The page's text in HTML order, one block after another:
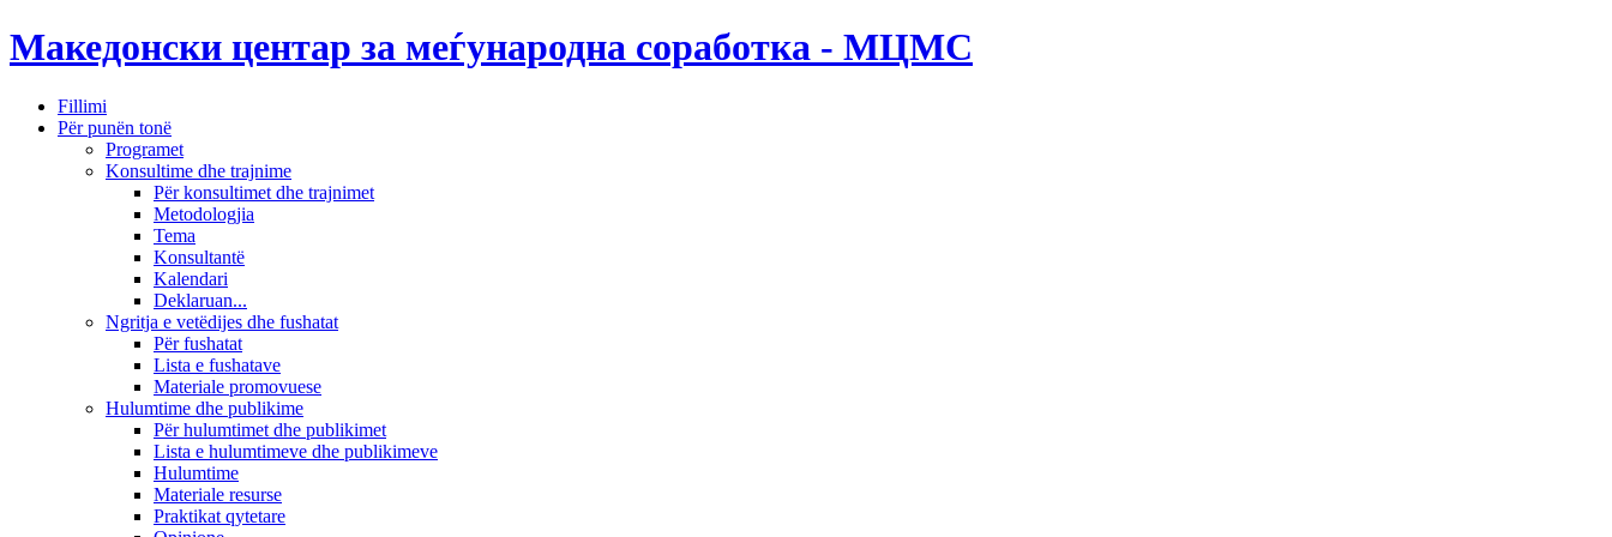
Македонски центар за меѓународна соработка - МЦМС
Fillimi
Për punën tonë
Programet
Konsultime dhe trajnime
Për konsultimet dhe trajnimet
Metodologjia
Tema
Konsultantë
Kalendari
Deklaruan...
Ngritja e vetëdijes dhe fushatat
Për fushatat
Lista e fushatave
Materiale promovuese
Hulumtime dhe publikime
Për hulumtimet dhe publikimet
Lista e hulumtimeve dhe publikimeve
Hulumtime
Materiale resurse
Praktikat qytetare